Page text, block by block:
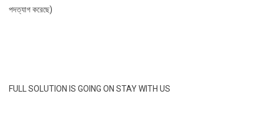
পদত্যাগ করেছে)
FULL SOLUTION IS GOING ON STAY WITH US